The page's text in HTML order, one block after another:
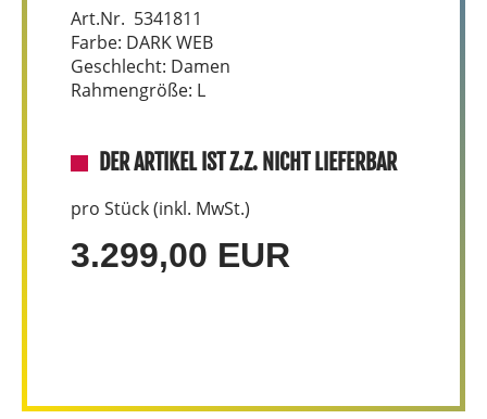
Art.Nr. 5341811
Farbe: DARK WEB
Geschlecht: Damen
Rahmengröße: L
DER ARTIKEL IST Z.Z. NICHT LIEFERBAR
pro Stück (inkl. MwSt.)
3.299,00 EUR